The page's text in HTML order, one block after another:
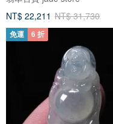
NT$ 22,211 NT$ 31,730
免運 6 折